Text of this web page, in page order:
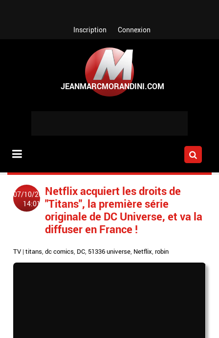
Inscription Connexion
07/10/2018
14:01
Netflix acquiert les droits de
"Titans", la première série
originale de DC Universe, et va la
diffuser en France !
TV |titans,dc comics, DC, 51336 universe, Netflix,robin